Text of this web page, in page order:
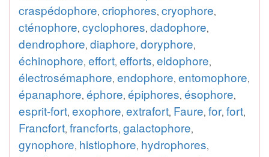
craspédophore, criophores, cryophore,
cténophore, cyclophores, dadophore,
dendrophore, diaphore, doryphore,
échinophore, effort, efforts, eidophore,
électrosémaphore, endophore, entomophore,
épanaphore, éphore, épiphores, ésophore,
esprit-fort, exophore, extrafort, Faure, for, fort,
Francfort, francforts, galactophore,
gynophore, histiophore, hydrophores,